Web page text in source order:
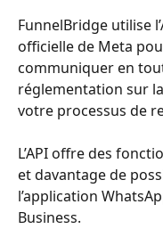
FunnelBridge utilise
officielle de Meta
communiquer en
réglementation sur
votre processus de
L’API offre des
et davantage de
l’application
Business.